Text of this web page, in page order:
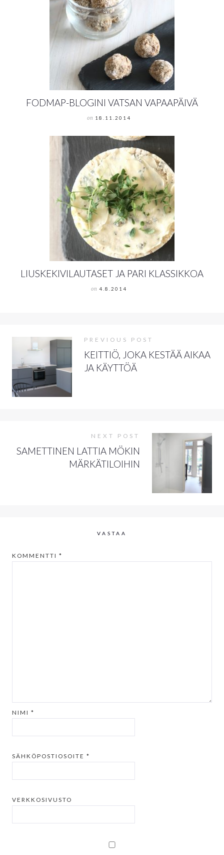
FODMAP-BLOGINI VATSAN VAPAAPÄIVÄ
on 18.11.2014
LIUSKEKIVILAUTASET JA PARI KLASSIKKOA
on 4.8.2014
PREVIOUS POST
KEITTIÖ, JOKA KESTÄÄ AIKAA
JA KÄYTTÖÄ
NEXT POST
SAMETTINEN LATTIA MÖKIN
MÄRKÄTILOIHIN
VASTAA
KOMMENTTI *
NIMI *
SÄHKÖPOSTIOSOITE *
VERKKOSIVUSTO